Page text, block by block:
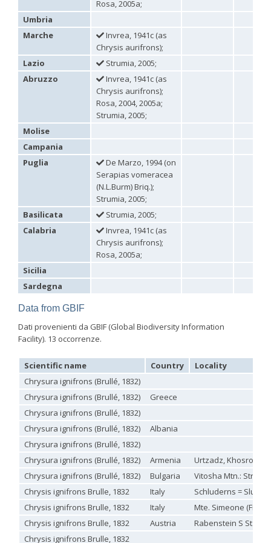
Omalus aeneus chevrieriTournier, 1877
Omalus aeneus japonicus
(Bischoff, 1910)
Omalus aeneus puncticollis
Mocsáry, 1887
(Buysson, 1893)
Linsenmaier, 1959
(Buysson, 1890)
(Semenov, 1932)
Omalus nigromaculatus
Omalus politus(Buysson, 1887)
Omalus zarudnyi (Semenov, 1932)
Chrysellampus pici (Buysson, 1900)
Chrysellampus sculpticollis(Abeille, 1878)
Philoctetes abeillei
Philoctetes bidentulus(Lepeletier, 1806)
Philoctetes bogdanovii(Radoszkovski, 1877)
Philoctetes canariensis(Mercet, 191)5
Philoctetes caudatus (Abeille, 1878)
Philoctetes chobauti(Buysson, 1896)
Philoctetes cicatrix(Abeille, 1878)
Philoctetes deflexus (Abeille, 1878)
Philoctetes friesei (Mocsáry, 1889)
Philoctetes helveticus(Linsenmaier, 1959)
Philoctetes horvathi inflammatus (Mocsáry, 1890)
Philoctetes kuznetzovi(Semenov, 1932)
Philoctetes micans
(Klug, 1835)
Philoctetes omaloidesBuysson, 1888
Philoctetes parvulus(Dahlbom, 1854)
Philoctetes perraudini(Linsenmaier, 1968)
Philoctetes putoni(Buysson, 1891)
Philoctetes sareptanus(Mocsáry, 1889)
Rosa, 2005a;
Umbria
Marche
Invrea, 1941c (as
Chrysis aurifrons);
Lazio
Strumia, 2005;
Abruzzo
Invrea, 1941c (as
Chrysis aurifrons);
Rosa, 2004, 2005a;
Strumia, 2005;
Molise
Campania
Puglia
De Marzo, 1994 (on
Serapias vomeracea
(N.L.Burm) Briq.);
Strumia, 2005;
Basilicata
Strumia, 2005;
Calabria
Invrea, 1941c (as
Chrysis aurifrons);
Rosa, 2005a;
Sicilia
Sardegna
Data from GBIF
Dati provenienti da GBIF (Global Biodiversity Information
Facility). 13 occorrenze.
Scientific name Country
Locality
Chrysura ignifrons (Brullé, 1832)
Chrysura ignifrons (Brullé, 1832)
Greece
Chrysura ignifrons (Brullé, 1832)
Chrysura ignifrons (Brullé, 1832)
Albania
Chrysura ignifrons (Brullé, 1832)
Chrysura ignifrons (Brullé, 1832)
Armenia
Urtzadz, Khosrov
Chrysura ignifrons (Brullé, 1832)
Bulgaria
Vitosha Mtn.:
Chrysis ignifrons Brulle, 1832
Italy
Schluderns =
Chrysis ignifrons Brulle, 1832
Italy
Mte. Simeone (Friaul)
Chrysis ignifrons Brulle, 1832
Austria
Rabenstein S St.Paul
Chrysis ignifrons Brulle, 1832